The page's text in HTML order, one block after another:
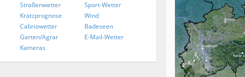
Straßenwetter
Kratzprognose
Cabriowetter
Garten/Agrar
Kameras
Sport-Wetter
Wind
Badeseen
E-Mail-Wetter